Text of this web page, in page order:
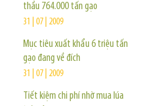
thầu 764.000 tấn gạo
31 | 07 | 2009
Mục tiêu xuất khẩu 6 triệu tấn
gạo đang về đích
31 | 07 | 2009
Tiết kiệm chi phí nhờ mua lúa